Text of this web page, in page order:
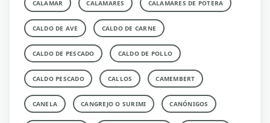
CALAMAR CALAMARES CALAMARES DE POTERA
CALDO DE AVE CALDO DE CARNE
CALDO DE PESCADO CALDO DE POLLO
CALDO PESCADO CALLOS CAMEMBERT
CANELA CANGREJO O SURIMI CANÓNIGOS